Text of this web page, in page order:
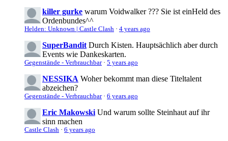
killer gurke warum Voidwalker ??? Sie ist einHeld des
Ordenbundes^^
Helden: Unknown | Castle Clash · 4 years ago
SuperBandit Durch Kisten. Hauptsächlich aber durch
Events wie Dankeskarten.
Gegenstände - Verbrauchbar· 5 years ago
NESSIKA Woher bekommt man diese Titeltalent
abzeichen?
Gegenstände - Verbrauchbar· 6 years ago
Eric Makowski Und warum sollte Steinhaut auf ihr
sinn machen
Castle Clash · 6 years ago